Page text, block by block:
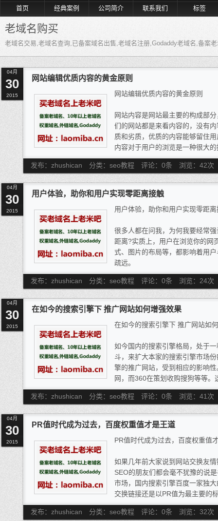
首页 经典案例 公司简介 联系我们 标签
老域名购买
老域名交易,老域名查询,已备案域名出售,老域名注册,Godaddy老域名,备案
04月
30
2015
网站编辑优质内容的黄金原则
网站编辑优质内容的黄金原则
网站内容是网站最主要的构成部
们的网站都是来看内容的，没有
质和劣质，优质的内容能够留住
内容对于用户的浏览是一种很大
擎对于劣质内容的网站惩罚也是
是我们必须要思考的，今天给大
一、怎么做内容不会被降权
很多人做内容不被收录对排名
容，我们做内容的时候首先要注
发布：zhushican 分类：seo教程 评论：0条 浏览： 42次
04月
30
2015
用户体验，助你和用户实现零距离接触
用户体验，助你和用户实现零距
很多人都在问我，为何我要经常
距离?实质上，用户在浏览你的网
式、图片的布局等，都影响着用
疏远。
良好的用户体验，能够拉近与
率和用户使用过程的满意度、舒
站是否值得继续运营下去，但终
站，自发的来浏览。而我们可以
发布：zhushican 分类：seo教程 评论：0条 浏览： 24次
04月
30
2015
在如今的搜索引擎下 推广网站如何增强效果
在如今的搜索引擎下 推广网站如
如今国内的搜索引擎格局，处于
斗，来扩大本家的搜索引擎市场
擎的推广网站，受到相应的影响
网，而360在策划收购搜狗等等
的实力性，进而有效的扩展。在
生存呢?这点，是网络推广员所忧
做好推广网站，需要从以下几
发布：zhushican 分类：seo教程 评论：0条 浏览： 41 次
04月
30
2015
PR值时代成为过去，百度权重值才是王道
PR值时代成为过去，百度权重值
如果几年前大家说到网站交换友
SEO的朋友们都会毫不犹豫的说
市场，国内搜索引擎百度一家独
交换链接还是以PR值为最主要的
可能很多才入行的新手寻找外
R值的时代早就成为过去。哪怕
发布：zhushican 分类：seo教程 评论：0条 浏览： 32次